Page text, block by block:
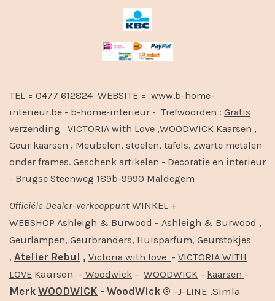
TEL = 0477 612824 WEBSITE = www.b-home-
interieur.be - b-home-interieur - Trefwoorden : Gratis
verzending
VICTORIA with Love ,WOODWICK Kaarsen ,
Geur kaarsen , Meubelen, stoelen, tafels, zwarte metalen
onder frames. Geschenk artikelen - Decoratie en interieur
- Brugse Steenweg 189b-9990 Maldegem
Officiële Dealer-verkooppunt WINKEL +
WEBSHOP Ashleigh & Burwood - Ashleigh & Burwood ,
Geurlampen, Geurbranders, Huisparfum, Geurstokjes
, Atelier Rebul , Victoria with love - VICTORIA WITH
LOVE Kaarsen - Woodwick - WOODWICK - kaarsen -
Merk WOODWICK - WoodWick ® -J-LINE ,Simla